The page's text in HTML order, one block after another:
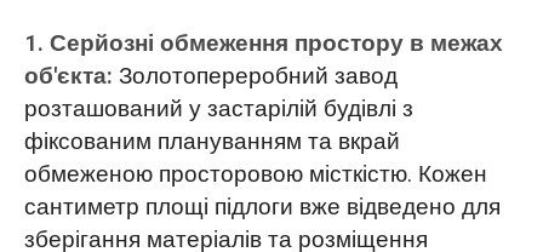
1. Серйозні обмеження простору в межах
об'єкта: Золотопереробний завод
розташований у застарілій будівлі з
фіксованим плануванням та вкрай
обмеженою просторовою місткістю. Кожен
сантиметр площі підлоги вже відведено для
зберігання матеріалів та розміщення